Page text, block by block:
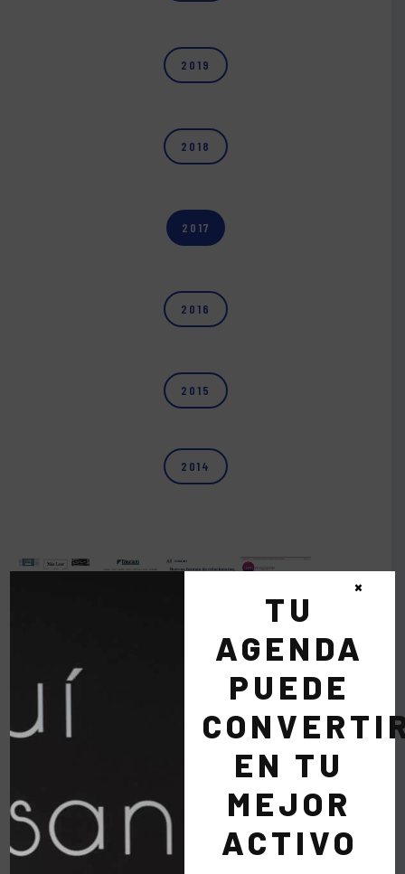
2019
2018
2017
2016
2015
2014
TU
AGENDA
PUEDE
EN TU
MEJOR
ACTIVO
×